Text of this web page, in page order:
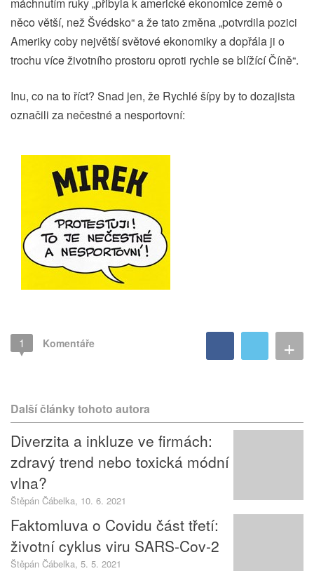
něco větší, než Švédsko“ a že tato změna „potvrdila pozici
Ameriky coby největší světové ekonomiky a dopřála ji o
trochu více životního prostoru oproti rychle se blížící Číně“.
Inu, co na to říct? Snad jen, že Rychlé šípy by to dozajista
označili za nečestné a nesportovní:
1 Komentáře +
Další články tohoto autora
Diverzita a inkluze ve firmách:
zdravý trend nebo toxická módní
vlna?
Štěpán Čábelka, 10. 6. 2021
Faktomluva o Covidu část třetí:
životní cyklus viru SARS-Cov-2
Štěpán Čábelka, 5. 5. 2021